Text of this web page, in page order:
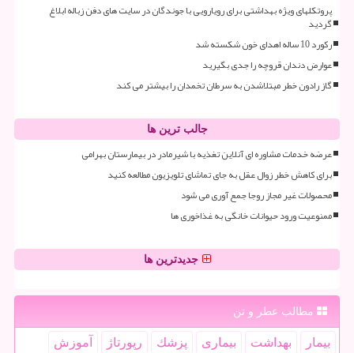
پروتکلهای ویژه بهداشتی برای رویارویی با جوندگان در سایت های دفن زباله ابلاغ
گردید
رکورد 10 ساله اهدای خون شکسته شد
عوارض دندان قروچه را جدی بگیرید
گاز رادون خطر مبتلاشدن به سرطان تخمدان را بیشتر می کند
جالب ترین ها
عرضه خدمات مشاوره ای آنلاین تغذیه با شیرمادر در بیمارستان بهرامی
برای کاهش خطر زوال عقل به جای تماشای تلویزیون مطالعه کنید
محصولات غیر مجاز روجا جمع آوری می شود
ممنوعیت ورود حیوانات خانگی به غذاخوری ها
جدیدترین ها
مطالب عطر و تن
بیمار بهداشت بیماری پزشك رپورتاژ آموزش